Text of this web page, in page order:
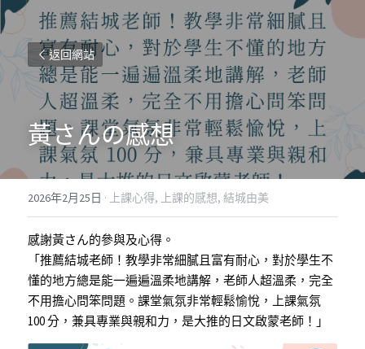
返回網站
黃さんの感想
2026年2月25日 · 上課心得, 上課的感想, 結城由美
感謝黃さん的參與及心得。
「推薦結城老師！教學非常細膩且富有耐心，對於學生不
懂的地方總是能一遍遍溫柔地講解，老師人超溫柔，完全
不用擔心問笨問題。課堂氣氛非常輕鬆愉悅，上課氣氛
100 分，兼具專業與親和力，是大推的日文啟蒙老師！」